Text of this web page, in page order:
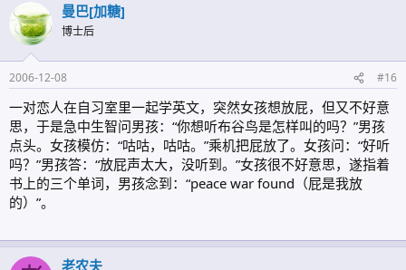
曼巴[加糖]
博士后
2006-12-08 #16
一对恋人在自习室里一起学英文，突然女孩想放屁，但又不好意
思，于是急中生智问男孩：“你想听布谷鸟是怎样叫的吗？”男孩
点头。女孩模仿：“咕咕，咕咕。”乘机把屁放了。女孩问：“好听
吗？”男孩答：“放屁声太大，没听到。”女孩很不好意思，遂指着
书上的三个单词，男孩念到：“peace war found（屁是我放
的）”。
老农夫